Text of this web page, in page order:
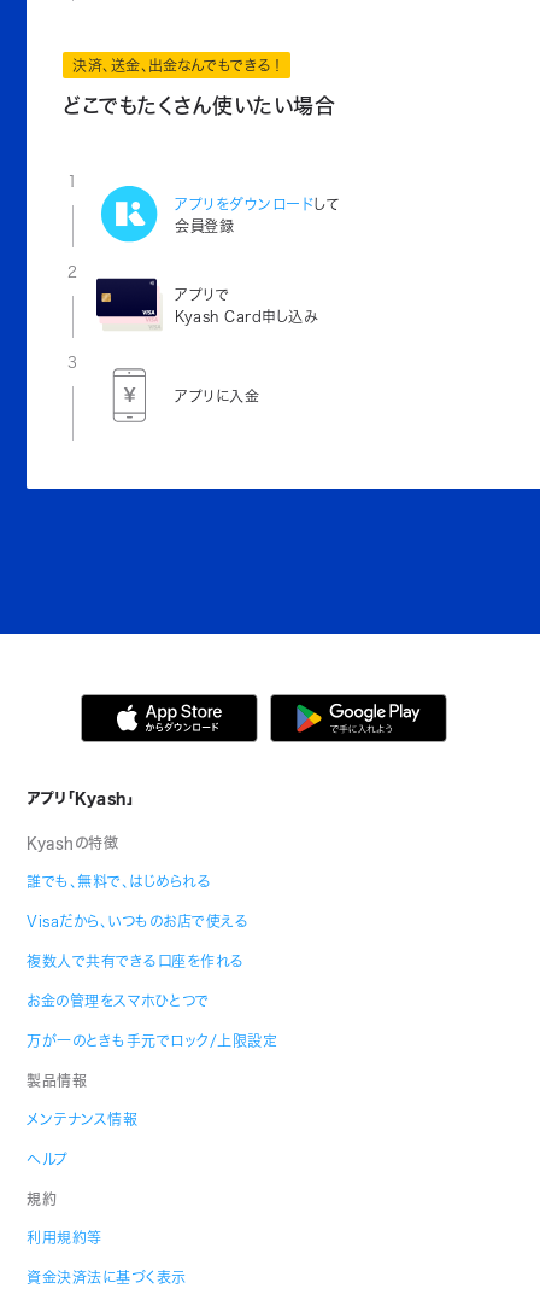
決済、送金、出金なんでもできる！
どこでもたくさん使いたい場合
1
アプリをダウンロードして
会員登録
2
アプリで
Kyash Card申し込み
3
アプリに入金
アプリ「Kyash」
Kyashの特徴
誰でも、無料で、はじめられる
Visaだから、いつものお店で使える
複数人で共有できる口座を作れる
お金の管理をスマホひとつで
万が一のときも手元でロック/上限設定
製品情報
メンテナンス情報
ヘルプ
規約
利用規約等
資金決済法に基づく表示